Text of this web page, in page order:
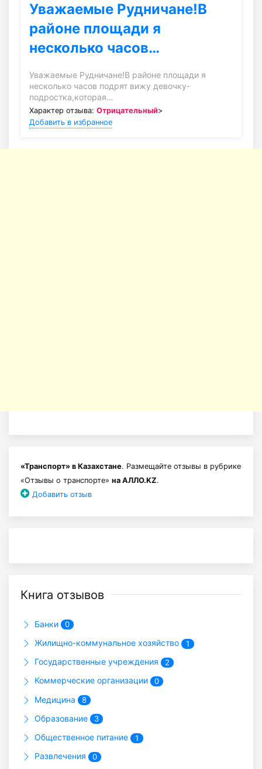
Уважаемые Рудничане!В
районе площади я
несколько часов…
Уважаемые Рудничане!В районе площади я
несколько часов подрят вижу девочку-
подростка,которая…
Характер отзыва: Отрицательный>
Добавить в избранное
«Транспорт» в Казахстане. Размещайте отзывы в рубрике
«Отзывы о транспорте» на АЛЛО.KZ.
Добавить отзыв
Книга отзывов
Банки 0
Жилищно-коммунальное хозяйство 1
Государственные учреждения 2
Коммерческие организации 0
Медицина 8
Образование 3
Общественное питание 1
Развлечения 0